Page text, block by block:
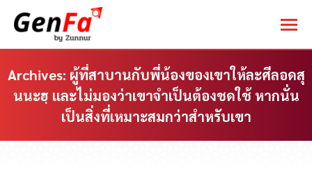
Archives: ผู้ที่สาบานกับพี่น้องของเขาให้ละศีลอดสุ
นนะฮฺ และไม่มองว่าเขาจำเป็นต้องชดใช้ หากนั่น
เป็นสิ่งที่เหมาะสมกว่าสำหรับเขา